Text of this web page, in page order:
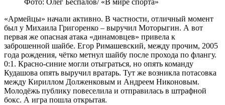
Фото: Олег Беспалов/ «В мире спорта»
«Армейцы» начали активно. В частности, отличный момент
был у Михаила Григоренко – выручил Моторыгин. А вот
первая же опасная атака «динамовцев» привела к
заброшенной шайбе. Егор Римашевский, между прочим, 2005
года рождения, чётко метнул шайбу после прохода по флангу.
0:1. Красно-синие могли отыграться, но опять команду
Кудашова опять выручил вратарь. Тут же возникла потасовка
между Кириллом Долженковым и Андреем Никоновым.
Молодёжь публику повеселила и отправилась в штрафной
бокс. А игра пошла открытая.